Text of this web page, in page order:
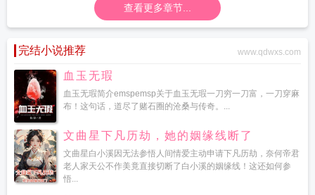
查看更多章节...
完结小说推荐 www.qdwxs.com
血玉无瑕
血玉无瑕简介emspemsp关于血玉无瑕一刀穷一刀富，一刀穿麻
布！这句话，道尽了赌石圈的沧桑与传奇。...
文曲星下凡历劫，她的姻缘线断了
文曲星白小溪因无法参悟人间情爱主动申请下凡历劫，奈何帝君
老人家天公不作美竟直接切断了白小溪的姻缘线！这还如何参
悟...